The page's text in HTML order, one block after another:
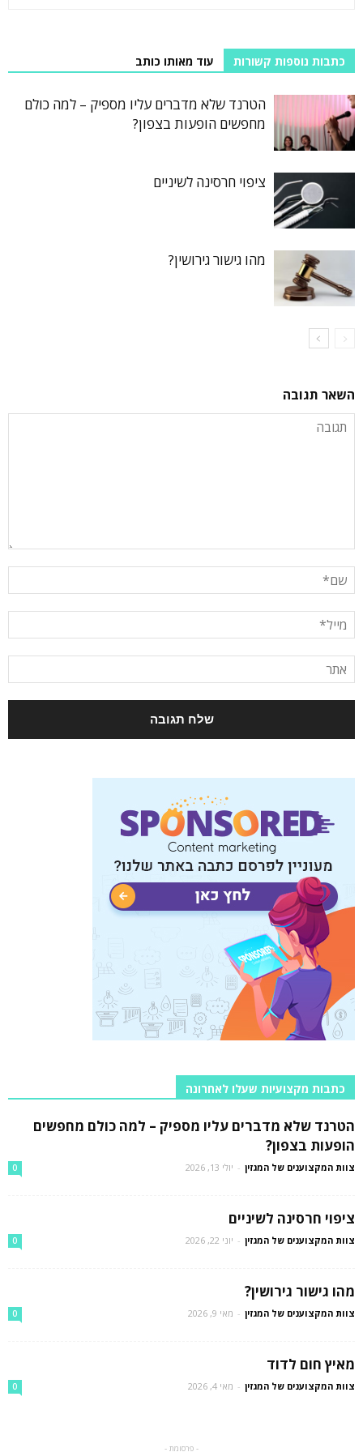
כתבות נוספות קשורות עוד מאותו כותב
הטרנד שלא מדברים עליו מספיק – למה כולם
מחפשים הופעות בצפון?
ציפוי חרסינה לשיניים
מהו גישור גירושין?
השאר תגובה
כתבות מקצועיות שעלו לאחרונה
הטרנד שלא מדברים עליו מספיק – למה כולם מחפשים
הופעות בצפון?
צוות המקצוענים של המגזין - יולי 13, 2026 0
ציפוי חרסינה לשיניים
צוות המקצוענים של המגזין - יוני 22, 2026 0
מהו גישור גירושין?
צוות המקצוענים של המגזין - מאי 9, 2026 0
מאיץ חום לדוד
צוות המקצוענים של המגזין - מאי 4, 2026 0
- פרסומת -